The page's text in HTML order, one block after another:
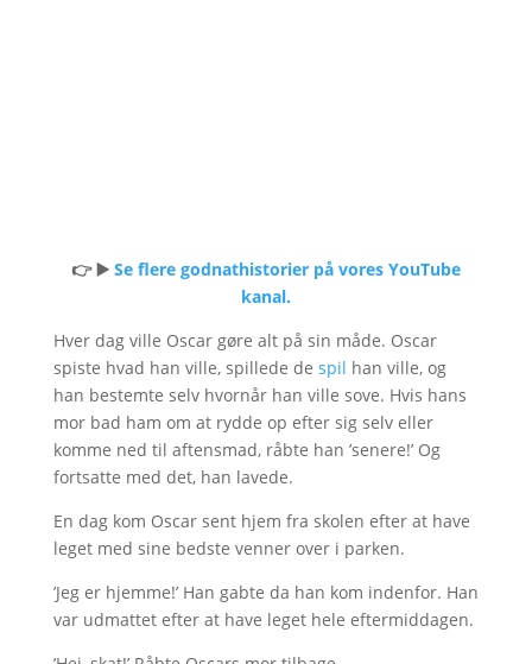
👉 ▶️ Se flere godnathistorier på vores YouTube
kanal.
Hver dag ville Oscar gøre alt på sin måde. Oscar
spiste hvad han ville, spillede de spil han ville, og
han bestemte selv hvornår han ville sove. Hvis hans
mor bad ham om at rydde op efter sig selv eller
komme ned til aftensmad, råbte han ’senere!’ Og
fortsatte med det, han lavede.
En dag kom Oscar sent hjem fra skolen efter at have
leget med sine bedste venner over i parken.
’Jeg er hjemme!’ Han gabte da han kom indenfor. Han
var udmattet efter at have leget hele eftermiddagen.